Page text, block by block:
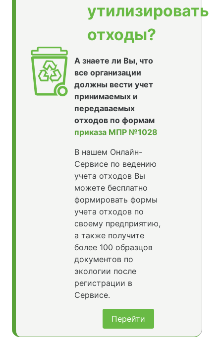
утилизировать
отходы?
А знаете ли Вы, что
все организации
должны вести учет
принимаемых и
передаваемых
отходов по формам
приказа МПР №1028
В нашем Онлайн-
Сервисе по ведению
учета отходов Вы
можете бесплатно
формировать формы
учета отходов по
своему предприятию,
а также получите
более 100 образцов
документов по
экологии после
регистрации в
Сервисе.
Перейти